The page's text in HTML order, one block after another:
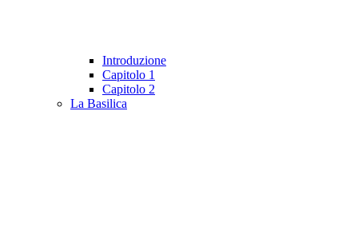
Introduzione
Capitolo 1
Capitolo 2
La Basilica